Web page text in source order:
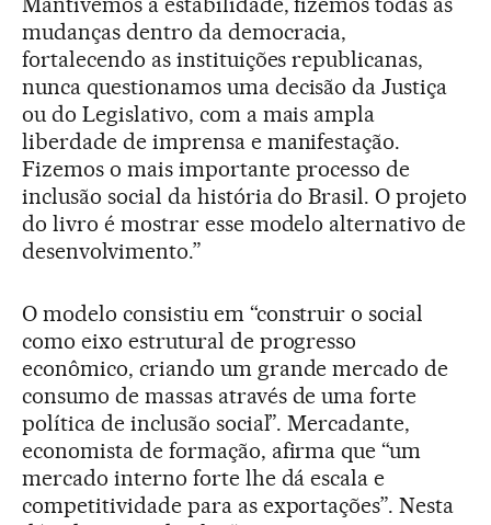
mudanças dentro da democracia,
fortalecendo as instituições republicanas,
nunca questionamos uma decisão da Justiça
ou do Legislativo, com a mais ampla
liberdade de imprensa e manifestação.
Fizemos o mais importante processo de
inclusão social da história do Brasil. O projeto
do livro é mostrar esse modelo alternativo de
desenvolvimento.”
O modelo consistiu em “construir o social
como eixo estrutural de progresso
econômico, criando um grande mercado de
consumo de massas através de uma forte
política de inclusão social”. Mercadante,
economista de formação, afirma que “um
mercado interno forte lhe dá escala e
competitividade para as exportações”. Nesta